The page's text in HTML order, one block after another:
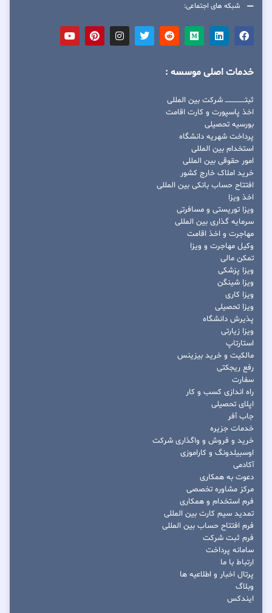
شبکه های اجتماعی:
خدمات اصلی موسسه :
ثبتــــــــــــــــ شرکت بین المللی
اخذ پاسپورت و کارت اقامت
بورسیه تحصیلی
پرداخت شهریه دانشگاه
استخدام بین المللی
امور حقوقی بین المللی
خرید املاک خارج کشور
افتتاح حساب بانکی بین المللی
اخذ ویزا
ویزا توریستی و مسافرتی
سرمایه گذاری بین المللی
مهاجرت و اخذ اقامت
وکیل مهاجرت و ویزا
تمکن مالی
ویزا پزشکی
ویزا شینگن
ویزا کاری
ویزا تحصیلی
پذیرش دانشگاه
ویزا زیارتی
استارتاپ
مالکیت و خرید بیزینس
رفع ریجکتی
سفارت
راه اندازی کسب و کار
اپلای تحصیلی
جاب آفر
خدمات جزیره
خرید و فروش و واگذاری شرکت
اوسبیلدونگ و کاراموزی
آکادمی
دعوت به همکاری
مرکز مشاوره تخصصی
فرم استخدام و همکاری
تمدید سیم کارت بین المللی
فرم افتتاح حساب بین المللی
فرم ثبت شرکت
سامانه پرداخت
ارتباط با ما
پرتال اخبار و اطلاعیه ها
وبلاگ
ایندکس